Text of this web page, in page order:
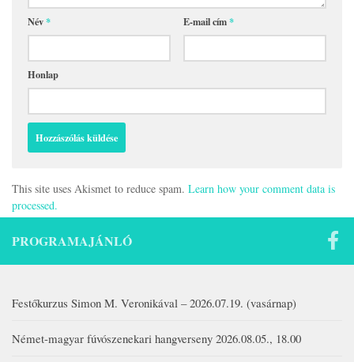
Név* E-mail cím*
Honlap
This site uses Akismet to reduce spam. Learn how your comment data is
processed.
PROGRAMAJÁNLÓ
Festőkurzus Simon M. Veronikával – 2026.07.19. (vasárnap)
Német-magyar fúvószenekari hangverseny 2026.08.05., 18.00